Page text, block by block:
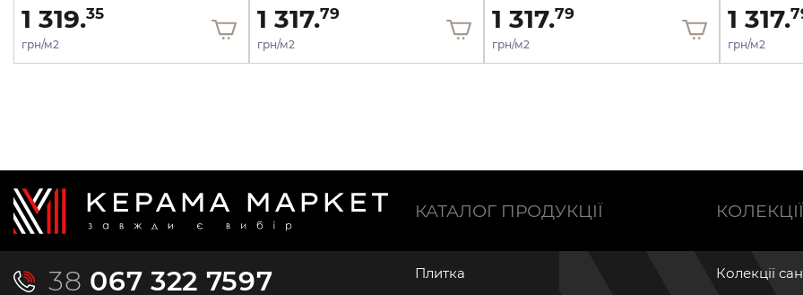
1 319.35
грн/м2
1 317.79
грн/м2
1 317.79
грн/м2
1 317.
грн/м2
38 067 322 7597
КАТАЛОГ ПРОДУКЦІЇ
Плитка
КОЛЕКЦІЇ
Колекції